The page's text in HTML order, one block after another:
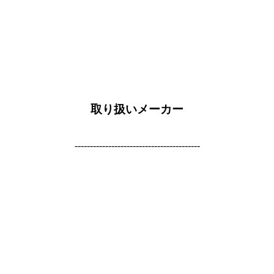
取り扱いメーカー
-----------------------------------------